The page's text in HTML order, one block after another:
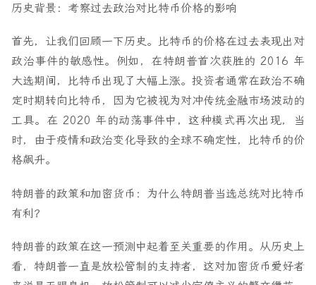
历史背景：考察过去政治对比特币价格的影响
首先，让我们回顾一下历史。比特币的价格在过去表现出对
政治事件的敏感性。例如，在特朗普首次获胜的 2016 年
大选期间，比特币出现了大幅上涨。投资者通常在政治不确
定时期转向比特币，因为它被视为对冲传统金融市场波动的
工具。在 2020 年的动荡事件中，这种模式再次出现，当
时，由于疫情和政治变化导致的全球不确定性，比特币的价
格飙升。
特朗普的政策和加密货币：为什么特朗普当选总统对比特币
有利？
特朗普的政策在这一预测中起着至关重要的作用。从历史上
看，特朗普一直是放松管制的支持者，这对加密货币爱好者